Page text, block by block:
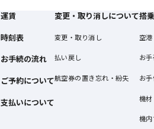
運賃
時刻表
お手続の流れ
ご予約について
支払いについて
変更・取り消しについて
変更・取り消し
払い戻し
航空券の置き忘れ・紛失
搭
空
お
お
機
機